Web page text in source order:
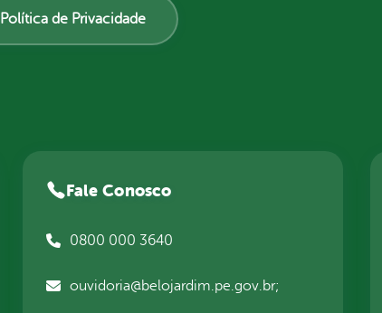
Política de Privacidade
Fale Conosco
0800 000 3640
ouvidoria@belojardim.pe.gov.br;